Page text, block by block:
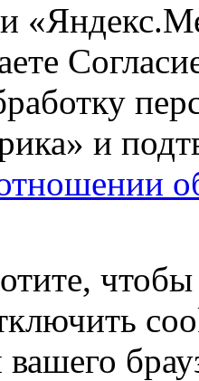
и
вашего